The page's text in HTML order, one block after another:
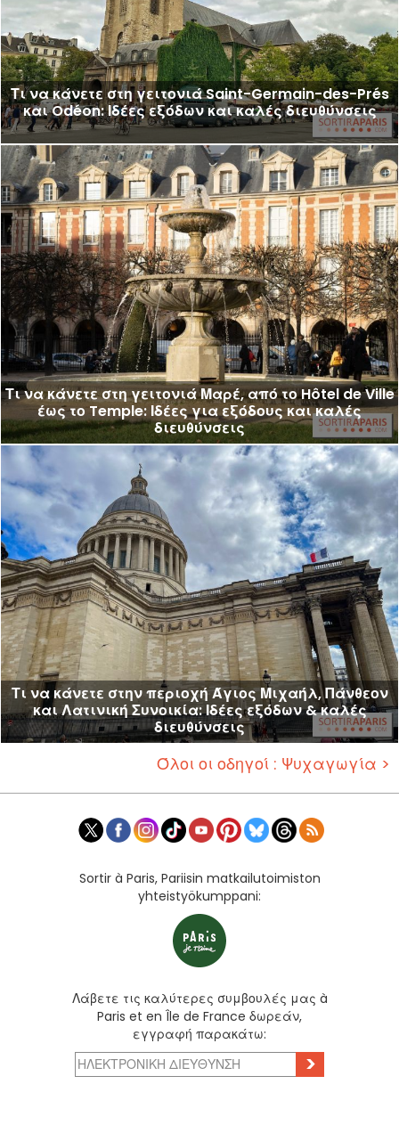
Τι να κάνετε στη γειτονιά Saint-Germain-des-Prés
και Odéon: Ιδέες εξόδων και καλές διευθύνσεις
Τι να κάνετε στη γειτονιά Μαρέ, από το Hôtel de Ville
έως το Temple: Ιδέες για εξόδους και καλές
διευθύνσεις
Τι να κάνετε στην περιοχή Άγιος Μιχαήλ, Πάνθεον
και Λατινική Συνοικία: Ιδέες εξόδων & καλές
διευθύνσεις
Όλοι οι οδηγοί : Ψυχαγωγία >
Sortir à Paris, Pariisin matkailutoimiston
yhteistyökumppani:
Λάβετε τις καλύτερες συμβουλές μας à
Paris et en Île de France δωρεάν,
εγγραφή παρακάτω:
>